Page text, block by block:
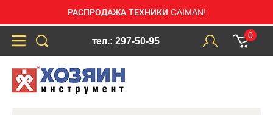
РАСПРОДАЖА ТЕХНИКИ CAIMAN!
тел.: 297-50-95
0